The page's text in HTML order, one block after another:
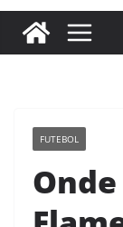
FUTEBOL